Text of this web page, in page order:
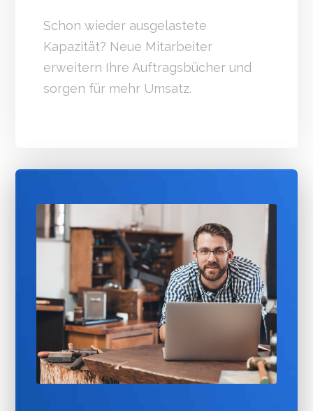
Schon wieder ausgelastete
Kapazität? Neue Mitarbeiter
erweitern Ihre Auftragsbücher und
sorgen für mehr Umsatz.